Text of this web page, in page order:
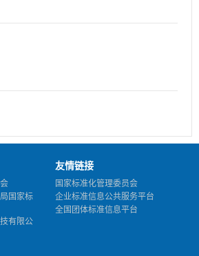
国家标
有限公
友情链接
国家标准化管理委员会
企业标准信息公共服务平台
全国团体标准信息平台